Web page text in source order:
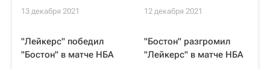
13 декабря 2021 12 декабря 2021
"Лейкерс" победил
"Бостон" в матче НБА
"Бостон" разгромил
"Лейкерс" в матче НБА